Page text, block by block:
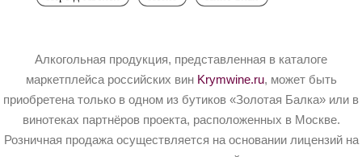
Алкогольная продукция, представленная в каталоге
маркетплейса российских вин Krymwine.ru, может быть
приобретена только в одном из бутиков «Золотая Балка» или в
винотеках партнёров проекта, расположенных в Москве.
Розничная продажа осуществляется на основании лицензий на